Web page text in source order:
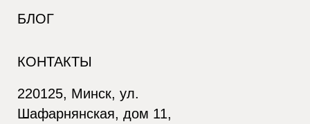
БЛОГ
КОНТАКТЫ
220125, Минск, ул.
Шафарнянская, дом 11,